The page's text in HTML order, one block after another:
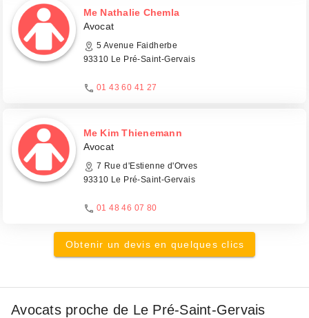
Me Nathalie Chemla
Avocat
5 Avenue Faidherbe
93310 Le Pré-Saint-Gervais
01 43 60 41 27
Me Kim Thienemann
Avocat
7 Rue d'Estienne d'Orves
93310 Le Pré-Saint-Gervais
01 48 46 07 80
Obtenir un devis en quelques clics
Avocats proche de Le Pré-Saint-Gervais